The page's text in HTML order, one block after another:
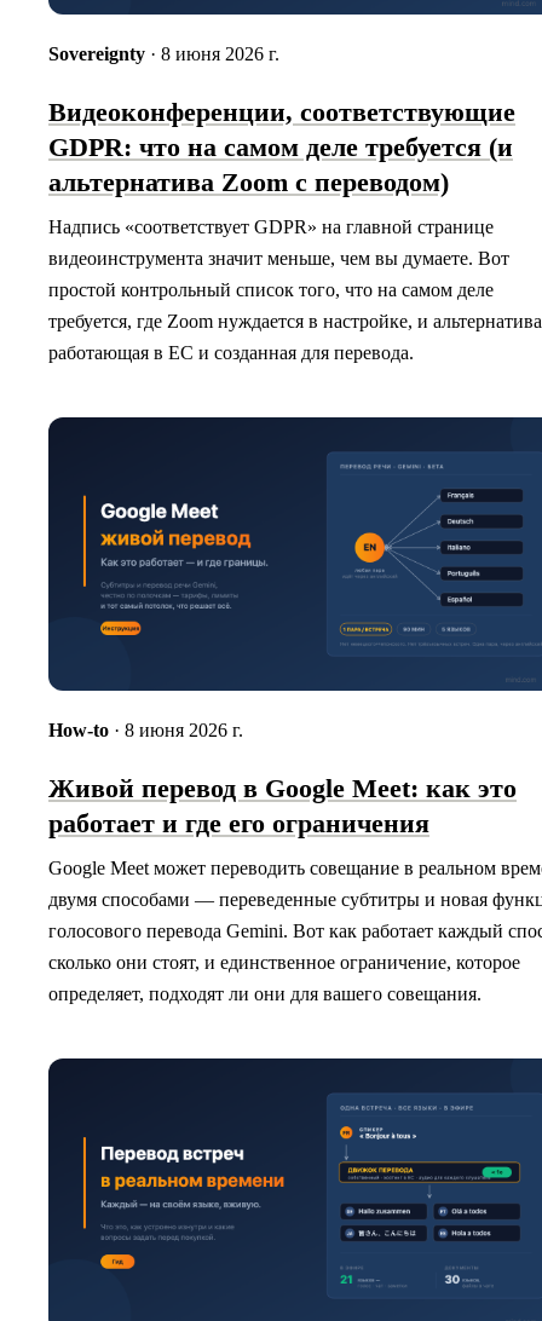
Sovereignty · 8 июня 2026 г.
Видеоконференции, соответствующие
GDPR: что на самом деле требуется (и
альтернатива Zoom с переводом)
Надпись «соответствует GDPR» на главной странице
видеоинструмента значит меньше, чем вы думаете. Вот
простой контрольный список того, что на самом деле
требуется, где Zoom нуждается в настройке, и
работающая в ЕС и созданная для перевода.
How-to · 8 июня 2026 г.
Живой перевод в Google Meet: как это
работает и где его ограничения
Google Meet может переводить совещание в реальном
двумя способами — переведенные субтитры и новая
голосового перевода Gemini. Вот как работает каждый
сколько они стоят, и единственное ограничение, которое
определяет, подходят ли они для вашего совещания.